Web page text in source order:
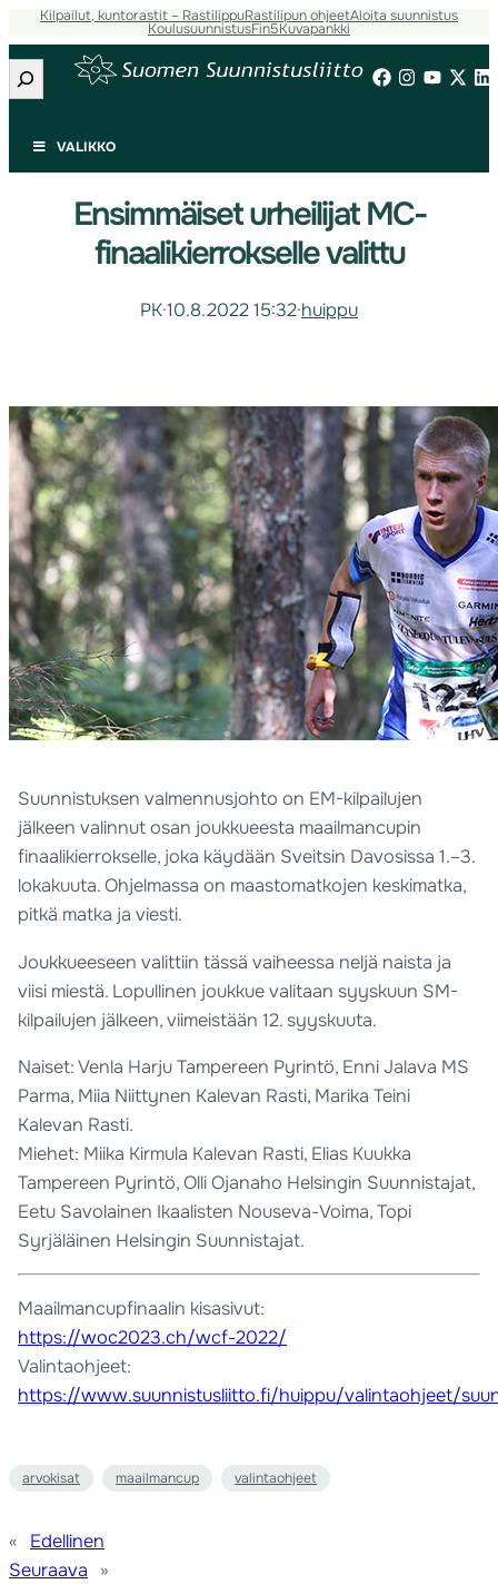
Kilpailut, kuntorastit – RastilippuRastilipun ohjeetAloita suunnistus
KoulusuunnistusFin5Kuvapankki
Etsi
VALIKKO
Ensimmäiset urheilijat MC-
finaalikierrokselle valittu
PK·10.8.2022 15:32·huippu
Suunnistuksen valmennusjohto on EM-kilpailujen
jälkeen valinnut osan joukkueesta maailmancupin
finaalikierrokselle, joka käydään Sveitsin Davosissa 1.–3.
lokakuuta. Ohjelmassa on maastomatkojen keskimatka,
pitkä matka ja viesti.
Joukkueeseen valittiin tässä vaiheessa neljä naista ja
viisi miestä. Lopullinen joukkue valitaan syyskuun SM-
kilpailujen jälkeen, viimeistään 12. syyskuuta.
Naiset: Venla Harju Tampereen Pyrintö, Enni Jalava MS
Parma, Miia Niittynen Kalevan Rasti, Marika Teini
Kalevan Rasti.
Miehet: Miika Kirmula Kalevan Rasti, Elias Kuukka
Tampereen Pyrintö, Olli Ojanaho Helsingin Suunnistajat,
Eetu Savolainen Ikaalisten Nouseva-Voima, Topi
Syrjäläinen Helsingin Suunnistajat.
Maailmancupfinaalin kisasivut:
https://woc2023.ch/wcf-2022/
Valintaohjeet:
https://www.suunnistusliitto.fi/huippu/valintaohjeet/
arvokisat maailmancup valintaohjeet
«
Edellinen
Seuraava
»